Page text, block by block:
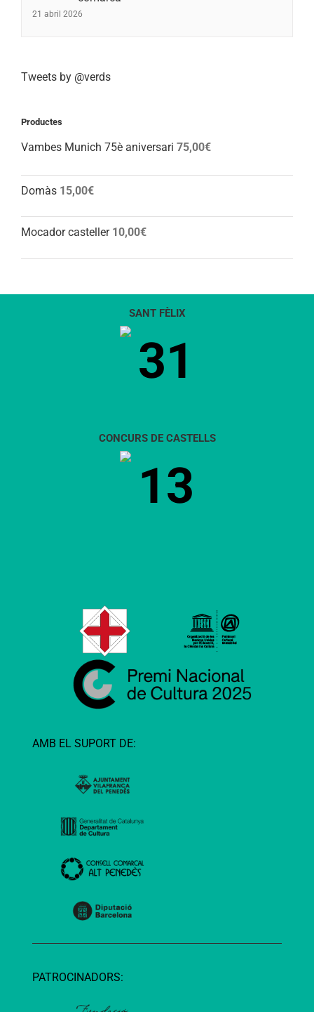
21 abril 2026
Tweets by @verds
Productes
Vambes Munich 75è aniversari 75,00€
Domàs 15,00€
Mocador casteller 10,00€
SANT FÈLIX
31
CONCURS DE CASTELLS
13
AMB EL SUPORT DE:
PATROCINADORS: